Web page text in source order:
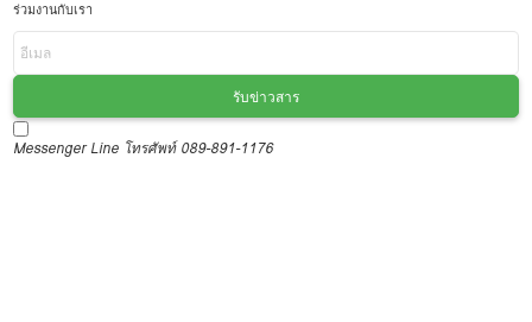
ร่วมงานกับเรา
รับข่าวสาร
Messenger Line โทรศัพท์ 089-891-1176